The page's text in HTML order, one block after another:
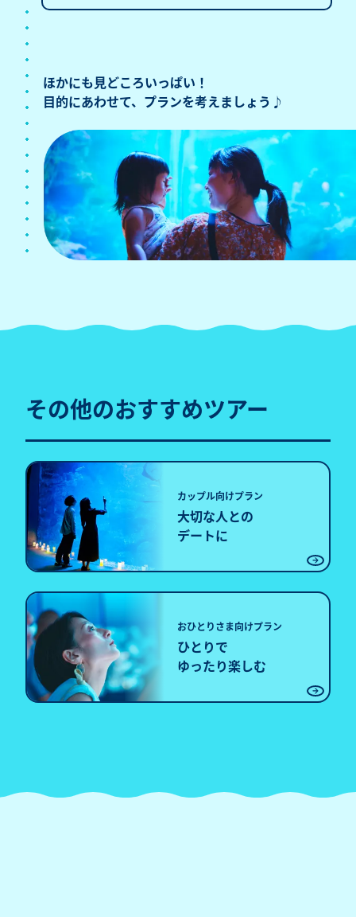
ほかにも見どころいっぱい！
目的にあわせて、 プランを考えましょう♪
その他のおすすめツアー
カップル向けプラン
大切な人との
デートに
おひとりさま向けプラン
ひとりで
ゆったり楽しむ